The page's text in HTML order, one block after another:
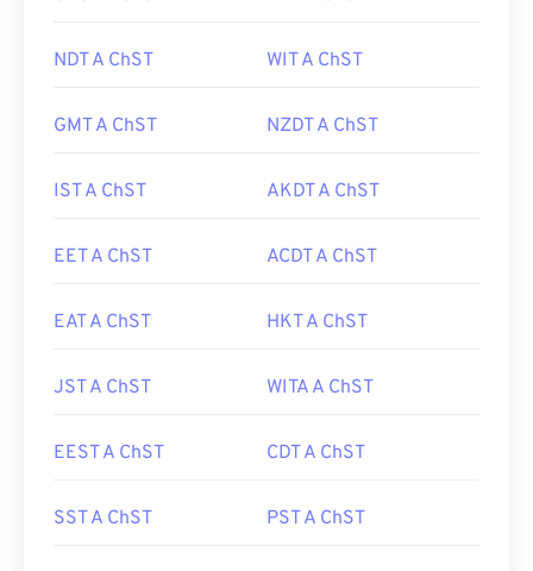
NDT A ChST WIT A ChST
GMT A ChST NZDT A ChST
IST A ChST AKDT A ChST
EET A ChST ACDT A ChST
EAT A ChST HKT A ChST
JST A ChST WITA A ChST
EEST A ChST CDT A ChST
SST A ChST PST A ChST